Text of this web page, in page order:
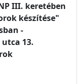
III. keretében
készítése"
-
utca 13.